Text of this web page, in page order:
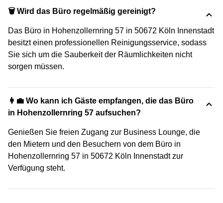
🗑 Wird das Büro regelmäßig gereinigt?
Das Büro in Hohenzollernring 57 in 50672 Köln Innenstadt
besitzt einen professionellen Reinigungsservice, sodass
Sie sich um die Sauberkeit der Räumlichkeiten nicht
sorgen müssen.
👩‍💼 Wo kann ich Gäste empfangen, die das Büro
in Hohenzollernring 57 aufsuchen?
Genießen Sie freien Zugang zur Business Lounge, die
den Mietern und den Besuchern von dem Büro in
Hohenzollernring 57 in 50672 Köln Innenstadt zur
Verfügung steht.